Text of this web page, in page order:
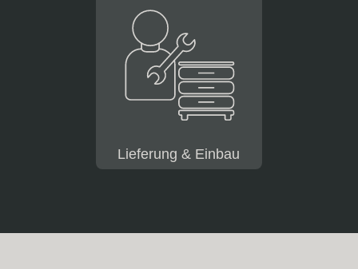
Lieferung & Einbau